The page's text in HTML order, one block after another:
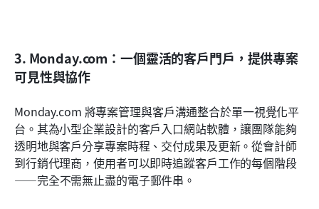
3. Monday.com：一個靈活的客戶門戶，提供專案
可見性與協作
Monday.com 將專案管理與客戶溝通整合於單一視覺化平
台。其為小型企業設計的客戶入口網站軟體，讓團隊能夠
透明地與客戶分享專案時程、交付成果及更新。從會計師
到行銷代理商，使用者可以即時追蹤客戶工作的每個階段
——完全不需無止盡的電子郵件串。